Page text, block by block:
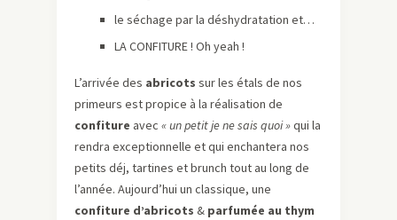
le séchage par la déshydratation et…
LA CONFITURE ! Oh yeah !
L’arrivée des abricots sur les étals de nos
primeurs est propice à la réalisation de
confiture avec « un petit je ne sais quoi »qui la
rendra exceptionnelle et qui enchantera nos
petits déj, tartines et brunch tout au long de
l’année. Aujourd’hui un classique, une
confiture d’abricots & parfumée au thym